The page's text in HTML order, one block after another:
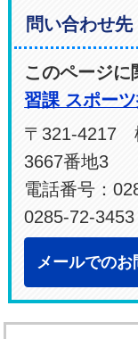
問い合わせ先
このページに
習課 スポー
〒321-4217
3667番地3
電話番号：
0285-72-3453
メールでのお